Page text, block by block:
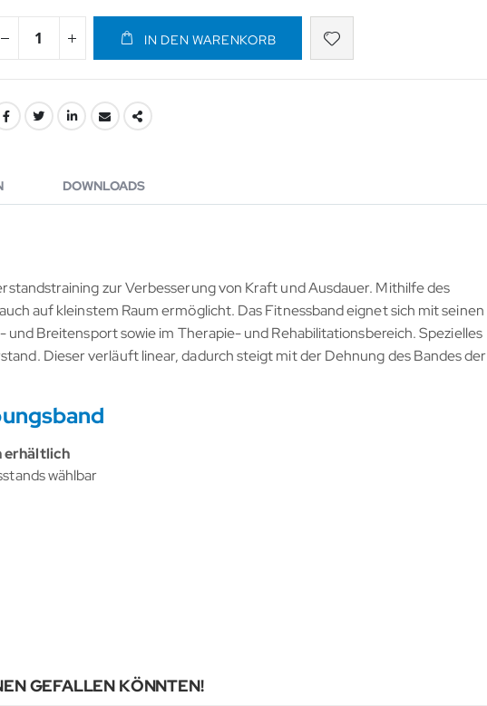
IN DEN WARENKORB
zur Verbesserung von Kraft und Ausdauer. Mithilfe des
auf kleinstem Raum ermöglicht. Das Fitnessband eignet sich mit seinen
Breitensport sowie im Therapie- und Rehabilitationsbereich. Spezielles
Dieser verläuft linear, dadurch steigt mit der Dehnung des Bandes der
erhältlich
wählbar
DOWNLOADS
GEFALLEN KÖNNTEN!